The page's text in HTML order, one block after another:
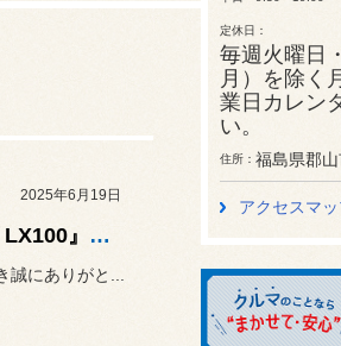
2025年6月19日
SUV専用設計の『ALENZA アレンザ LX100』が人気です(・ω<)/ CX-5・アウトバック・レクサスRX500h・クラウンクロスオーバーのタイヤ交換事例をご紹介です♡
にありがと...
定休日
毎週火曜日
月）を除く
業日カレン
い。
住所 福島県郡
アクセスマ